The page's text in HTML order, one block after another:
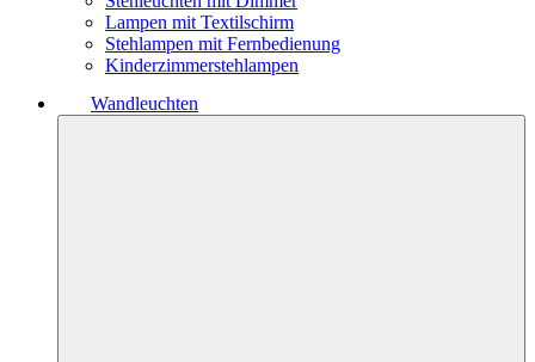
Lampen mit Textilschirm
Stehlampen mit Fernbedienung
Kinderzimmerstehlampen
Wandleuchten